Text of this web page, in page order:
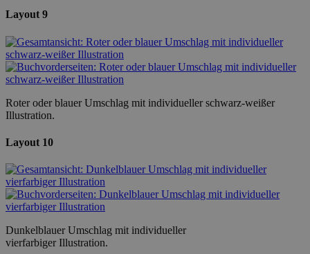
Layout 9
Roter oder blauer Umschlag mit individueller schwarz-weißer
Illustration.
Layout 10
Dunkelblauer Umschlag mit individueller
vierfarbiger Illustration.